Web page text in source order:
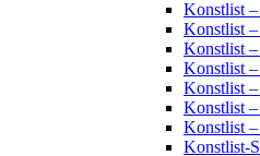
Konstlist –
Konstlist
Konstlist –
Konstlist –
Konstlist
Konstlist
Konstlist
Konstlist-